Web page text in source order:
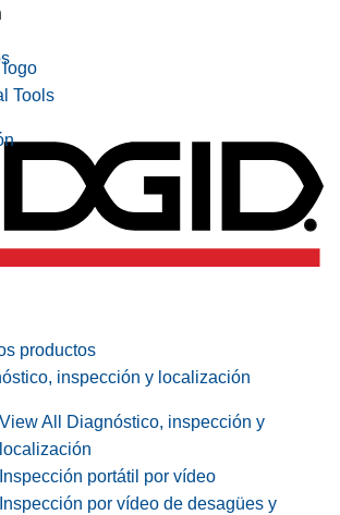
Tools
productos
inspección y localización
View All Diagnóstico, inspección y
localización
Inspección portátil por vídeo
Inspección por vídeo de desagües y